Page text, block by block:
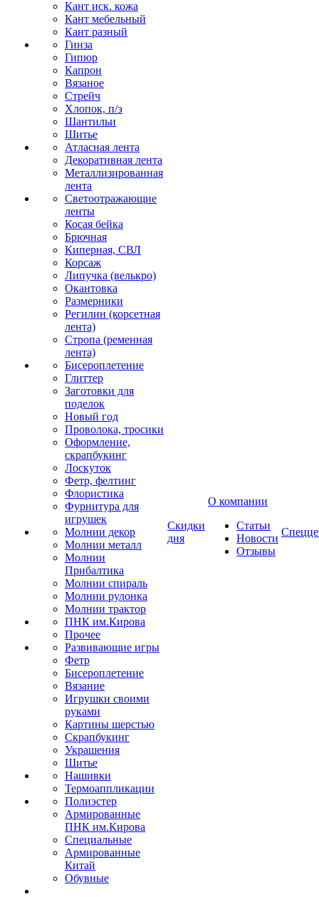
Кант иск. кожа
Кант мебельный
Кант разный
Гинза
Гипюр
Капрон
Вязаное
Стрейч
Хлопок, п/э
Шантильи
Шитье
Атласная лента
Декоративная лента
Металлизированная
лента
Светоотражающие
ленты
Косая бейка
Брючная
Киперная, СВЛ
Корсаж
Липучка (велькро)
Окантовка
Размерники
Регилин (корсетная
лента)
Стропа (ременная
лента)
Бисероплетение
Глиттер
Заготовки для
поделок
Новый год
Проволока, тросики
Оформление,
скрапбукинг
Лоскуток
Фетр, фелтинг
Флористика
Фурнитура для
игрушек
Молнии декор
Молнии металл
Молнии
Прибалтика
Молнии спираль
Молнии рулонка
Молнии трактор
ПНК им.Кирова
Прочее
Развивающие игры
Фетр
Бисероплетение
Вязание
Игрушки своими
руками
Картины шерстью
Скрапбукинг
Украшения
Шитье
Нашивки
Термоаппликации
Полиэстер
Армированные
ПНК им.Кирова
Специальные
Армированные
Китай
Обувные
Скидки
дня
О компании
Статьи
Новости
Отзывы